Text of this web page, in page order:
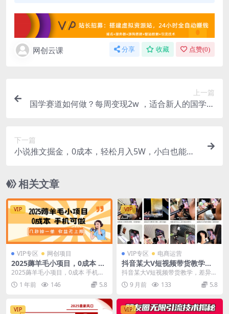
网创云课 分享 收藏 点赞(0)
上一篇
国学赛道如何做？每周变现2w ，适合新人的国学项
下一篇
小说推文掘金，0成本，轻松月入5W，小白也能轻
相关文章
VIP
VIP专区 网创项目
2025薅羊毛小项目，0成本 手
机可做，几秒钟一单，收益无
上限
2025薅羊毛小项目，0成本 手机可
做，几分钟一单，收益无上限
1 年前 146 5.8
VIP
VIP专区 电商运营
抖音某大V短视频带货教学，
差异化拍摄搭建，0基础也能
玩转短视频带货
抖音某大V短视频带货教学，差异化
拍摄搭建，0基础也能玩转短视频带
货 课程内容： ...
9 月前 133 5.8
VIP VIP